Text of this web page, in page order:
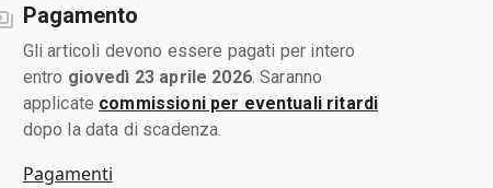
Pagamento
Gli articoli devono essere pagati per intero
entro giovedì 23 aprile 2026. Saranno
applicate commissioni per eventuali ritardi
dopo la data di scadenza.
Pagamenti